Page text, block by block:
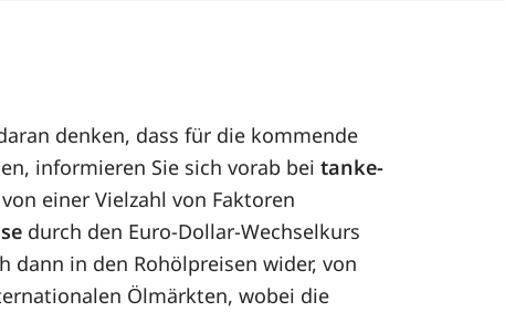
denken, dass für die kommende
informieren Sie sich vorab beitanke-
einer Vielzahl von Faktoren
durch den Euro-Dollar-Wechselkurs
dann in den Rohölpreisen wider, von
Ölmärkten, wobei die